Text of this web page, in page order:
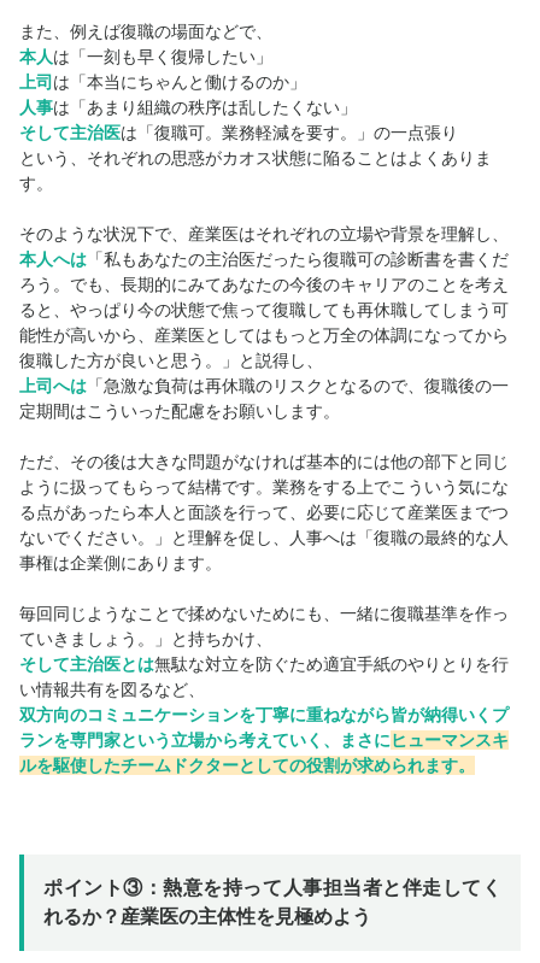
また、例えば復職の場面などで、
本人は「一刻も早く復帰したい」
上司 は「本当にちゃんと働けるのか」
人事は「あまり組織の秩序は乱したくない」
そして主治医は「復職可。業務軽減を要す。」の一点張り
という、それぞれの思惑がカオス状態に陥ることはよくありま
す。
そのような状況下で、産業医はそれぞれの立場や背景を理解し、
本人へは 「私もあなたの主治医だったら復職可の診断書を書くだ
ろう。でも、長期的にみてあなたの今後のキャリアのことを考え
ると、やっぱり今の状態で焦って復職しても再休職してしまう可
能性が高いから、産業医としてはもっと万全の体調になってから
復職した方が良いと思う。」と説得し、
上司へは 「急激な負荷は再休職のリスクとなるので、復職後の一
定期間はこういった配慮をお願いします。
ただ、その後は大きな問題がなければ基本的には他の部下と同じ
ように扱ってもらって結構です。業務をする上でこういう気にな
る点があったら本人と面談を行って、必要に応じて産業医までつ
ないでください。」と理解を促し、人事へは「復職の最終的な人
事権は企業側にあります。
毎回同じようなことで揉めないためにも、一緒に復職基準を作っ
ていきましょう。」と持ちかけ、
そして主治医とは無駄な対立を防ぐため適宜手紙のやりとりを行
い情報共有を図るなど、
双方向のコミュニケーションを丁寧に重ねながら皆が納得いくプ
ランを専門家という立場から考えていく、まさにヒューマンスキ
ルを駆使したチームドクターとしての役割が求められます。
ポイント③：熱意を持って人事担当者と伴走してく
れるか？産業医の主体性を見極めよう